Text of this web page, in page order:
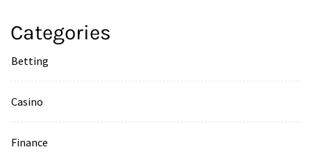
Categories
Betting
Casino
Finance